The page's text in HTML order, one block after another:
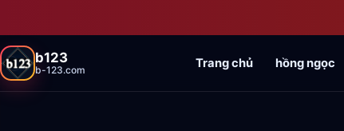
b123
b-123.com Trang chủ hồng ngọc